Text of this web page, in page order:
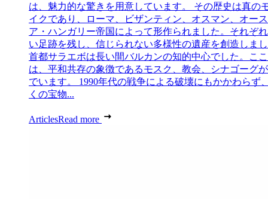
は、魅力的な驚きを用意しています。 その歴史は真の
イクであり、ローマ、ビザンティン、オスマン、オー
ア・ハンガリー帝国によって形作られました。それぞ
い足跡を残し、信じられない多様性の遺産を創造しま
首都サラエボは長い間バルカンの知的中心でした。こ
は、平和共存の象徴であるモスク、教会、シナゴーグ
でいます。 1990年代の戦争による破壊にもかかわらず
くの宝物...
ArticlesRead more